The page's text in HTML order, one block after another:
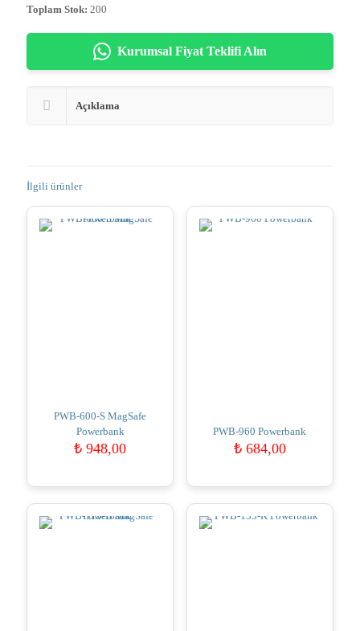
Toplam Stok: 200
Kurumsal Fiyat Teklifi Alın
Açıklama
İlgili ürünler
PWB-600-S MagSafe
Powerbank
₺ 948,00
PWB-960 Powerbank
₺684,00